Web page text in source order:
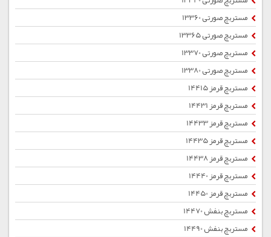
مستربچ صورتی 13360
مستربچ صورتی 13365
مستربچ صورتی 13370
مستربچ صورتی 13380
مستربچ قرمز 14415
مستربچ قرمز 14431
مستربچ قرمز 14433
مستربچ قرمز 14435
مستربچ قرمز 14438
مستربچ قرمز 14440
مستربچ قرمز 14450
مستربچ بنفش 14470
مستربچ بنفش 14490